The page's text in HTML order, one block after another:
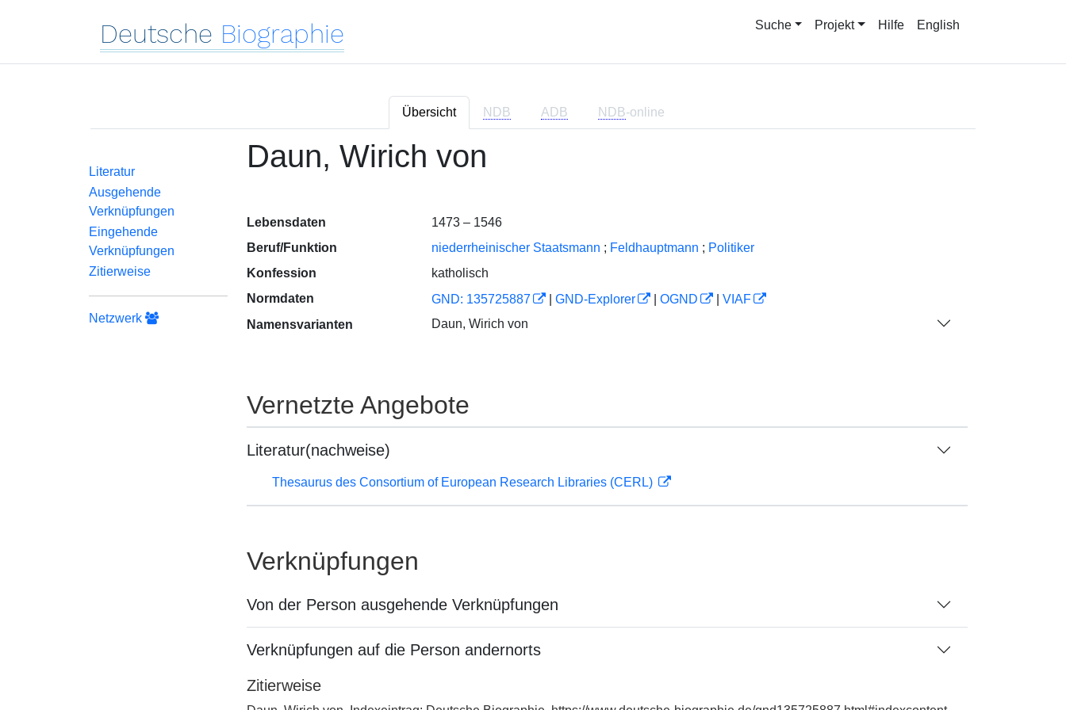
Deutsche Biographie Suche Projekt Hilfe English
Übersicht NDB ADB NDB-online
Literatur
Ausgehende
Verknüpfungen
Eingehende
Verknüpfungen
Zitierweise
Netzwerk
Daun, Wirich von
Lebensdaten
1473 – 1546
Beruf/Funktion
niederrheinischer Staatsmann ; Feldhauptmann ; Politiker
Konfession
katholisch
Normdaten
GND: 135725887 GND-Explorer OGND
VIAF
Namensvarianten
Daun, Wirich von
Vernetzte Angebote
Literatur(nachweise)
Thesaurus des Consortium of European Research Libraries (CERL)
Verknüpfungen
Von der Person ausgehende Verknüpfungen
Verknüpfungen auf die Person andernorts
Zitierweise